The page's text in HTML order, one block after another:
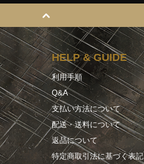
HELP & GUIDE
利用手順
Q&A
支払い方法について
配送・送料について
返品について
特定商取引法に基づく表記